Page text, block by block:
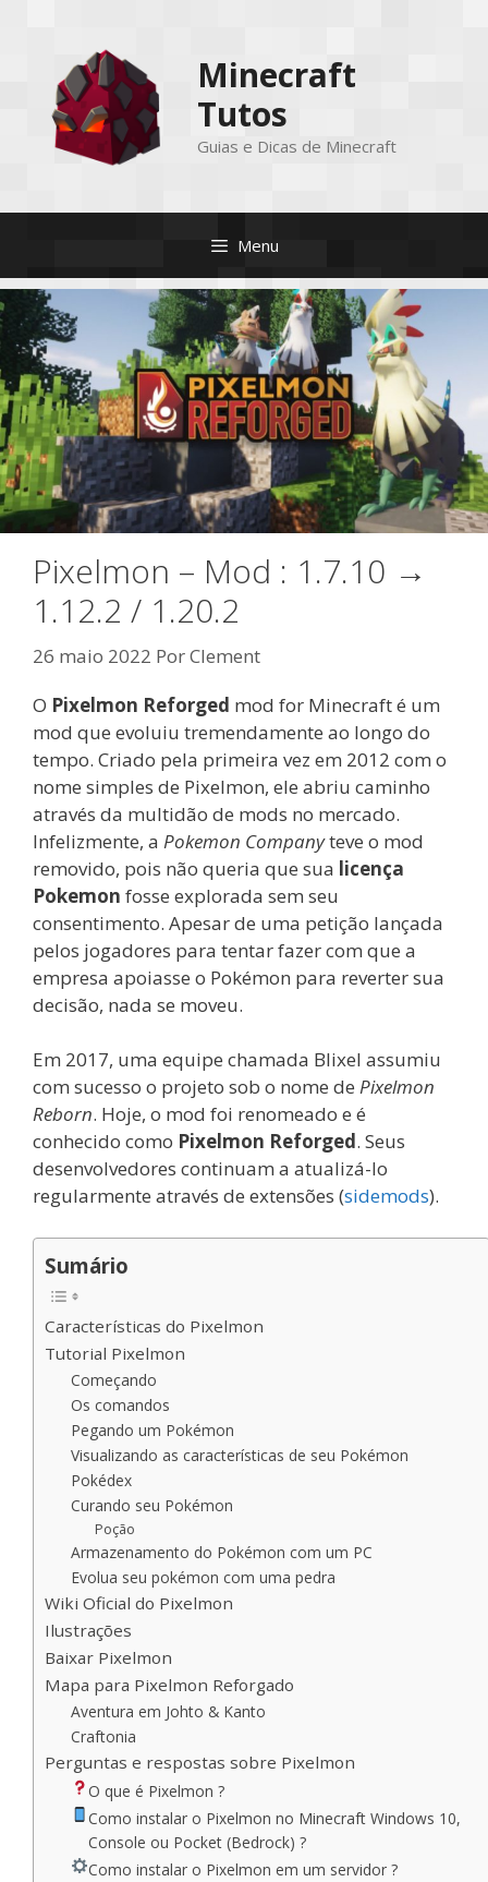
conteúdo
Minecraft
Tutos
Guias e Dicas de Minecraft
Menu
Pixelmon – Mod : 1.7.10 →
1.12.2 / 1.20.2
26 maio 2022 PorClement
O Pixelmon Reforged mod for Minecraft é um
mod que evoluiu tremendamente ao longo do
tempo. Criado pela primeira vez em 2012 com o
nome simples de Pixelmon, ele abriu caminho
através da multidão de mods no mercado.
Infelizmente, a Pokemon Companyteve o mod
removido, pois não queria que sua licença
Pokemon fosse explorada sem seu
consentimento. Apesar de uma petição lançada
pelos jogadores para tentar fazer com que a
empresa apoiasse o Pokémon para reverter sua
decisão, nada se moveu.
Em 2017, uma equipe chamada Blixel assumiu
com sucesso o projeto sob o nome de Pixelmon
Reborn. Hoje, o mod foi renomeado e é
conhecido como Pixelmon Reforged. Seus
desenvolvedores continuam a atualizá-lo
regularmente através de extensões (sidemods).
Sumário
Características do Pixelmon
Tutorial Pixelmon
Começando
Os comandos
Pegando um Pokémon
Visualizando as características de seu Pokémon
Pokédex
Curando seu Pokémon
Poção
Armazenamento do Pokémon com um PC
Evolua seu pokémon com uma pedra
Wiki Oficial do Pixelmon
Ilustrações
Baixar Pixelmon
Mapa para Pixelmon Reforgado
Aventura em Johto & Kanto
Craftonia
Perguntas e respostas sobre Pixelmon
O que é Pixelmon ?
Como instalar o Pixelmon no Minecraft Windows 10,
Console ou Pocket (Bedrock) ?
Como instalar o Pixelmon em um servidor ?